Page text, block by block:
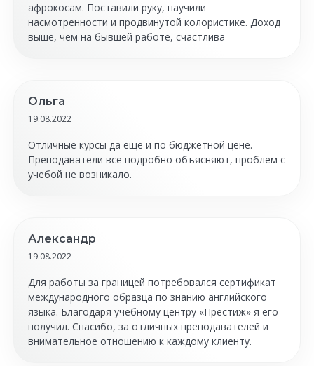
афрокосам. Поставили руку, научили
насмотренности и продвинутой колористике. Доход
выше, чем на бывшей работе, счастлива
Ольга
19.08.2022
Отличные курсы да еще и по бюджетной цене.
Преподаватели все подробно объясняют, проблем с
учебой не возникало.
Александр
19.08.2022
Для работы за границей потребовался сертификат
международного образца по знанию английского
языка. Благодаря учебному центру «Престиж» я его
получил. Спасибо, за отличных преподавателей и
внимательное отношению к каждому клиенту.